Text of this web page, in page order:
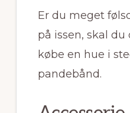
Er du meget
på issen, skal
købe en hue i
pandebånd.